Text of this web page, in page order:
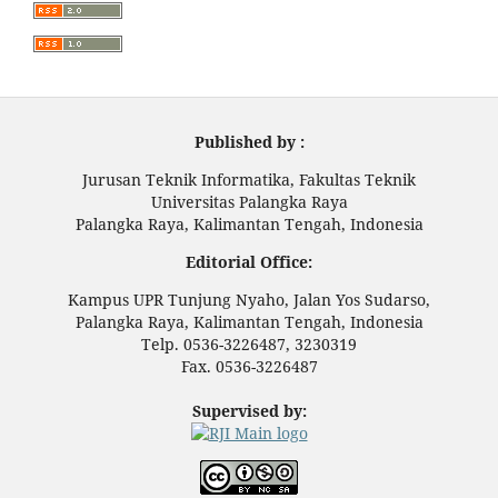
Published by :
Jurusan Teknik Informatika, Fakultas Teknik
Universitas Palangka Raya
Palangka Raya, Kalimantan Tengah, Indonesia
Editorial Office:
Kampus UPR Tunjung Nyaho, Jalan Yos Sudarso,
Palangka Raya, Kalimantan Tengah, Indonesia
Telp. 0536-3226487, 3230319
Fax. 0536-3226487
Supervised by: